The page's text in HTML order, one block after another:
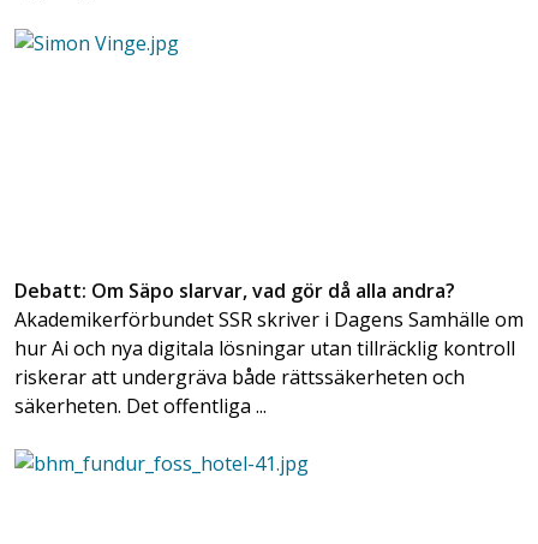
Debatt: Om Säpo slarvar, vad gör då alla andra?
Akademikerförbundet SSR skriver i Dagens Samhälle om
hur Ai och nya digitala lösningar utan tillräcklig kontroll
riskerar att undergräva både rättssäkerheten och
säkerheten. Det offentliga ...